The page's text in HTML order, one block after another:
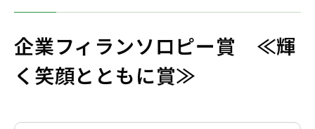
企業フィランソロピー賞 ≪輝
く笑顔とともに賞≫